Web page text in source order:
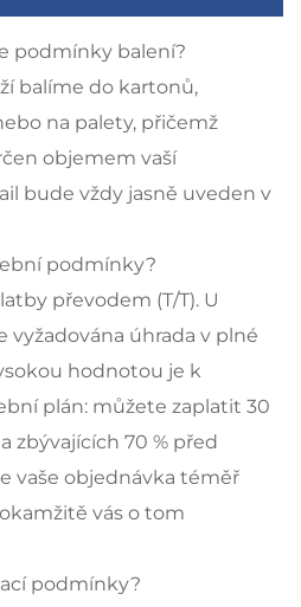
podmínky balení?
balíme do kartonů,
na palety, přičemž
objemem vaší
bude vždy jasně uveden v
podmínky?
převodem (T/T). U
vyžadována úhrada v plné
hodnotou je k
plán: můžete zaplatit 30
zbývajících 70 % před
vaše objednávka téměř
vás o tom
podmínky?